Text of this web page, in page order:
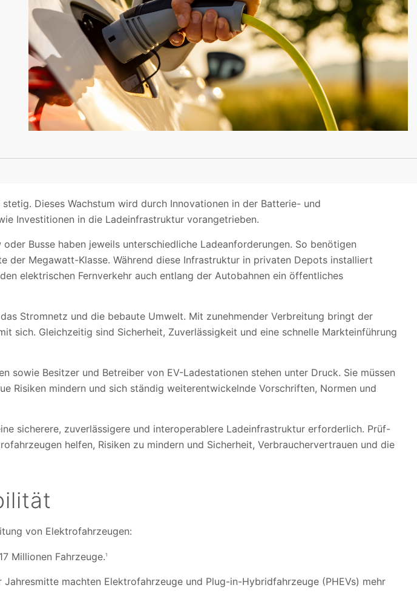
Dieses Wachstum wird durch Innovationen in der Batterie- und
Investitionen in die Ladeinfrastruktur vorangetrieben.
Busse haben jeweils unterschiedliche Ladeanforderungen. So benötigen
Megawatt-Klasse. Während diese Infrastruktur in privaten Depots installiert
elektrischen Fernverkehr auch entlang der Autobahnen ein öffentliches
Stromnetz und die bebaute Umwelt. Mit zunehmender Verbreitung bringt der
sich. Gleichzeitig sind Sicherheit, Zuverlässigkeit und eine schnelle Markteinführung
sowie Besitzer und Betreiber von EV-Ladestationen stehen unter Druck. Sie müssen
Risiken mindern und sich ständig weiterentwickelnde Vorschriften, Normen und
sicherere, zuverlässigere und interoperablere Ladeinfrastruktur erforderlich. Prüf-
helfen, Risiken zu mindern und Sicherheit, Verbrauchervertrauen und die
von Elektrofahrzeugen:
Millionen Fahrzeuge.1
Jahresmitte machten Elektrofahrzeuge und Plug-in-Hybridfahrzeuge (PHEVs) mehr